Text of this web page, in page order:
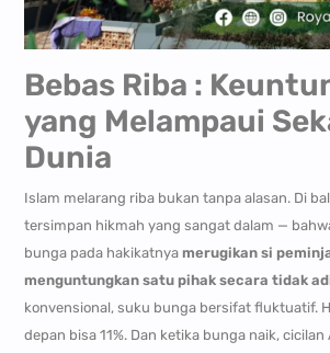
Bebas Riba :
yang Melampaui
Dunia
Islam melarang riba bukan tanpa alasan. Di
tersimpan hikmah yang sangat dalam —
bunga pada hakikatnya merugikan si
menguntungkan satu pihak secara tidak
konvensional, suku bunga bersifat fluktuatif.
depan bisa 11%. Dan ketika bunga naik,